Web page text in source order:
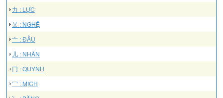
力 : LỰC
乂 : NGHỆ
亠 : ĐẦU
儿 : NHÂN
冂 : QUYNH
冖 : MỊCH